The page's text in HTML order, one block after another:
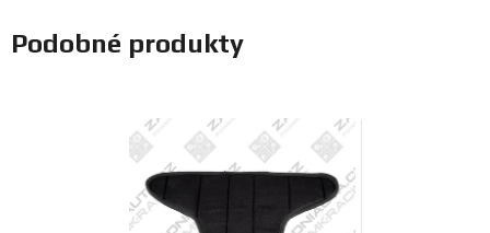
Podobné produkty